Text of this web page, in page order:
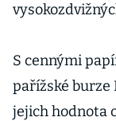
S cennými
pařížské burze
jejich hodnota